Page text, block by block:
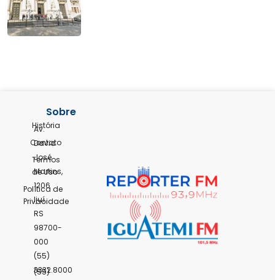
Av.
David
José
Martins,
1206
Ijuí,
RS
98700-
000
(55)
3332.8000
(55)
Sobre
História
Contato
Termos
de Uso
Política de
Privacidade